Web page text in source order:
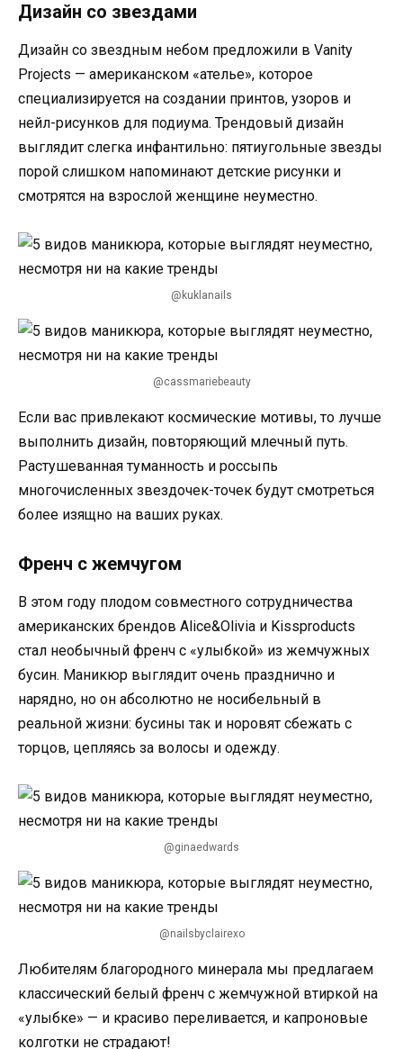
Дизайн со звездами
Дизайн со звездным небом предложили в Vanity
Projects — американском «ателье», которое
специализируется на создании принтов, узоров и
нейл-рисунков для подиума. Трендовый дизайн
выглядит слегка инфантильно: пятиугольные звезды
порой слишком напоминают детские рисунки и
смотрятся на взрослой женщине неуместно.
@kuklanails
@cassmariebeauty
Если вас привлекают космические мотивы, то лучше
выполнить дизайн, повторяющий млечный путь.
Растушеванная туманность и россыпь
многочисленных звездочек-точек будут смотреться
более изящно на ваших руках.
Френч с жемчугом
В этом году плодом совместного сотрудничества
американских брендов Alice&Olivia и Kissproducts
стал необычный френч с «улыбкой» из жемчужных
бусин. Маникюр выглядит очень празднично и
нарядно, но он абсолютно не носибельный в
реальной жизни: бусины так и норовят сбежать с
торцов, цепляясь за волосы и одежду.
@ginaedwards
@nailsbyclairexo
Любителям благородного минерала мы предлагаем
классический белый френч с жемчужной втиркой на
«улыбке» — и красиво переливается, и капроновые
колготки не страдают!